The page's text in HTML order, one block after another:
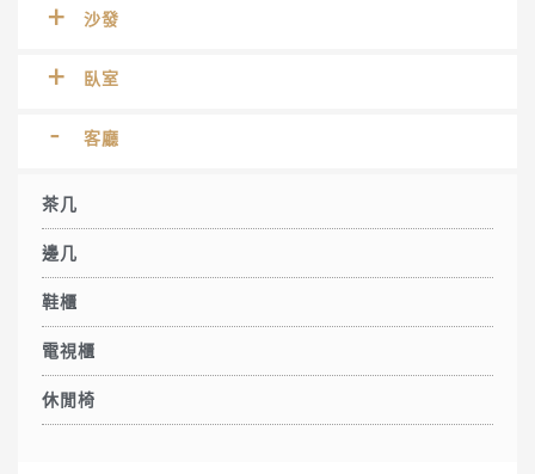
沙發
臥室
客廳
茶几
邊几
鞋櫃
電視櫃
休閒椅